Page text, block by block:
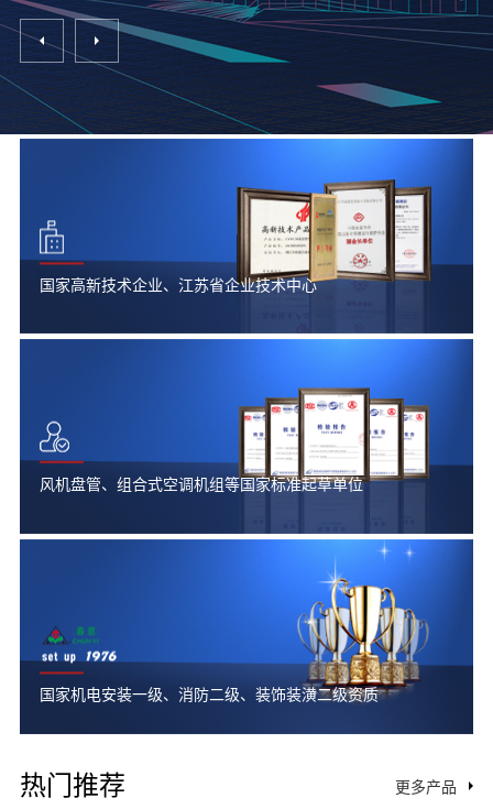
国家高新技术企业、江苏省企业技术中心
风机盘管、组合式空调机组等国家标准起草单位
国家机电安装一级、消防二级、装饰装潢二级资质
热门推荐 更多产品